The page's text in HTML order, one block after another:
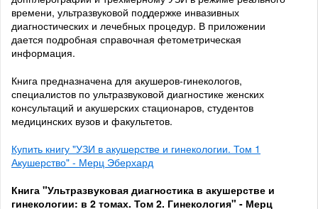
времени, ультразвуковой поддержке инвазивных
диагностических и лечебных процедур. В приложении
дается подробная справочная фетометрическая
информация.
Книга предназначена для акушеров-гинекологов,
специалистов по ультразвуковой диагностике женских
консультаций и акушерских стационаров, студентов
медицинских вузов и факультетов.
Купить книгу "УЗИ в акушерстве и гинекологии. Том 1
Акушерство" - Мерц Эберхард
Книга "Ультразвуковая диагностика в акушерстве и
гинекологии: в 2 томах. Том 2. Гинекология" - Мерц